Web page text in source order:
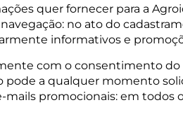
quer fornecer para a
no ato do
informativos e
com o consentimento
pode a qualquer momento
mails promocionais: em